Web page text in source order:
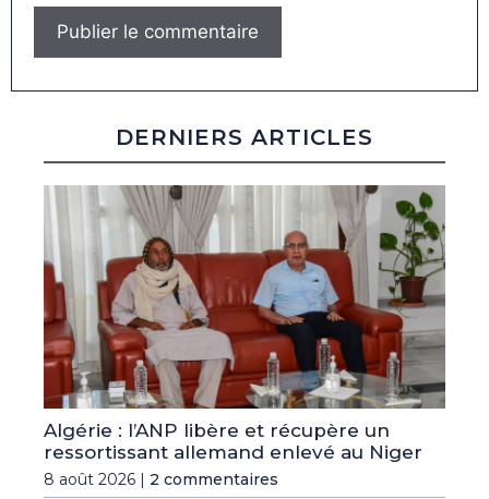
DERNIERS ARTICLES
Algérie : l’ANP libère et récupère un
ressortissant allemand enlevé au Niger
8 août 2026 | 2 commentaires